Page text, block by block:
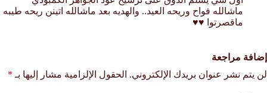
ماشالله فواح وريحه العيد.. والهديه بعد ماشالله اتينن ريحه طيبه
ماقصرتوا ♥️♥️
إضافة مراجعة
لن يتم نشر عنوان بريدك الإلكتروني. الحقول الإلزامية مشار إليها بـ *